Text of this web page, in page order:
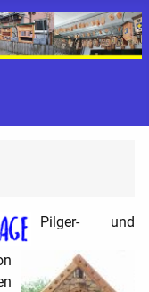
Pilger- und